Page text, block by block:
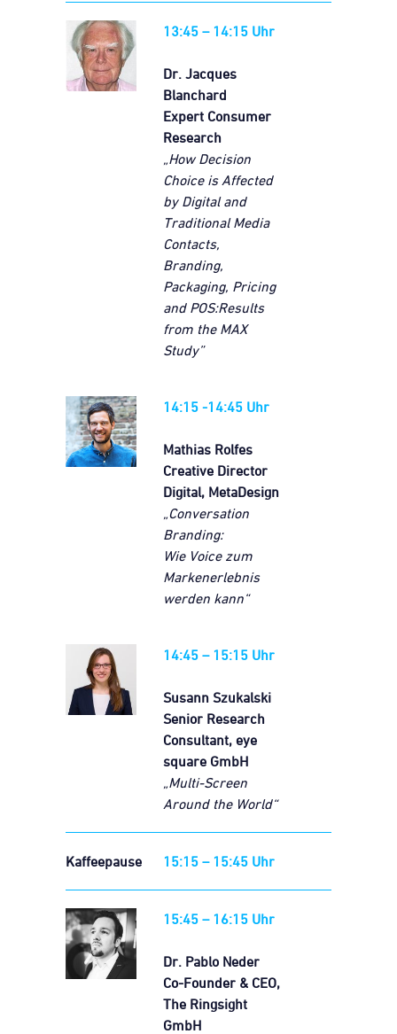
13:45 – 14:15 Uhr
Dr. Jacques
Blanchard
Expert Consumer
Research
„How Decision
Choice is Affected
by Digital and
Traditional Media
Contacts,
Branding,
Packaging, Pricing
and POS:Results
from the MAX
Study”
14:15 -14:45 Uhr
Mathias Rolfes
Creative Director
Digital, MetaDesign
„Conversation
Branding:
Wie Voice zum
Markenerlebnis
werden kann“
14:45 – 15:15 Uhr
Susann Szukalski
Senior Research
Consultant, eye
square GmbH
„Multi-Screen
Around the World“
Kaffeepause 15:15 – 15:45 Uhr
15:45 – 16:15 Uhr
Dr. Pablo Neder
Co-Founder & CEO,
The Ringsight
GmbH